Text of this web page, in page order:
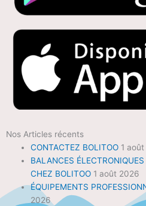
Nos Articles récents
CONTACTEZ BOLITOO 1
BALANCES
CHEZ BOLITOO 1 août 2026
ÉQUIPEMENTS
2026